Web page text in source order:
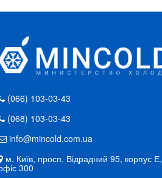
(066) 103-03-43
(068) 103-03-43
info@mincold.com.ua
м. Київ, просп. Відрадний 95, корпус Е,
300